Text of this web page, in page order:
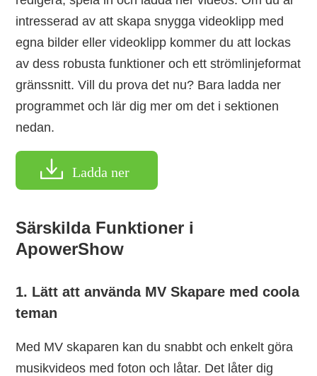
intresserad av att skapa snygga videoklipp med
egna bilder eller videoklipp kommer du att lockas
av dess robusta funktioner och ett strömlinjeformat
gränssnitt. Vill du prova det nu? Bara ladda ner
programmet och lär dig mer om det i sektionen
nedan.
Ladda ner
Särskilda Funktioner i
ApowerShow
1. Lätt att använda MV Skapare med coola
teman
Med MV skaparen kan du snabbt och enkelt göra
musikvideos med foton och låtar. Det låter dig